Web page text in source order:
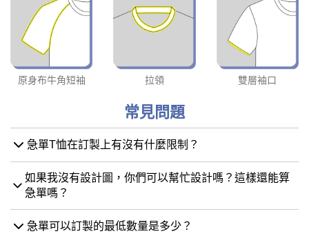
原身布牛角短袖 拉領 雙層袖口
常見問題
急單T恤在訂製上有沒有什麼限制？
如果我沒有設計圖，你們可以幫忙設計嗎？這樣還能算
急單嗎？
急單可以訂製的最低數量是多少？